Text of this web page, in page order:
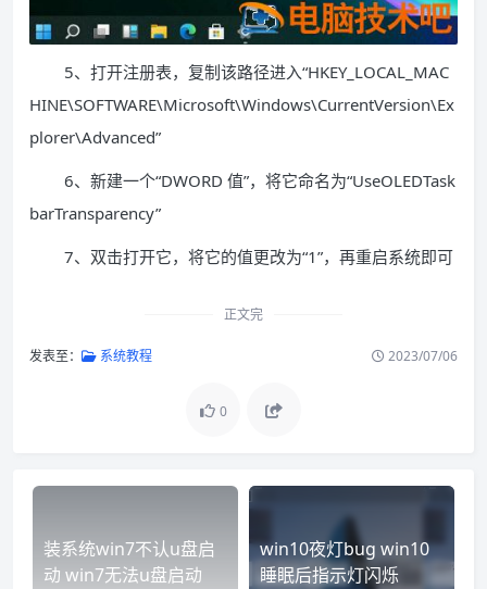
5、打开注册表，复制该路径进入“HKEY_LOCAL_MAC
HINE\SOFTWARE\Microsoft\Windows\CurrentVersion\Ex
plorer\Advanced”
6、新建一个“DWORD 值”，将它命名为“UseOLEDTask
barTransparency”
7、双击打开它，将它的值更改为“1”，再重启系统即可
正文完
发表至： 系统教程 2023/07/06
0
装系统win7不认u盘启
动 win7无法u盘启动
win10夜灯bug win10
睡眠后指示灯闪烁